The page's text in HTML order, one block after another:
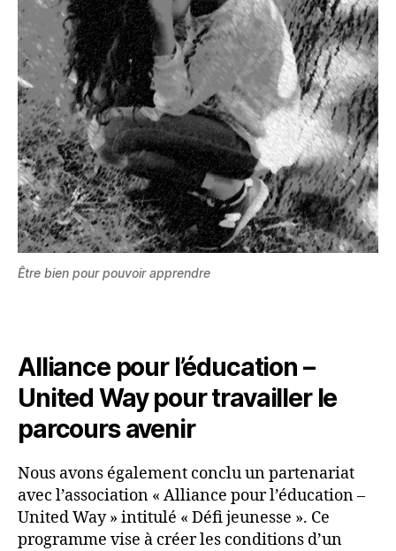
Être bien pour pouvoir apprendre
Alliance pour l’éducation –
United Way pour travailler le
parcours avenir
Nous avons également conclu un partenariat
avec l’association « Alliance pour l’éducation –
United Way » intitulé « Défi jeunesse ». Ce
programme vise à créer les conditions d’un